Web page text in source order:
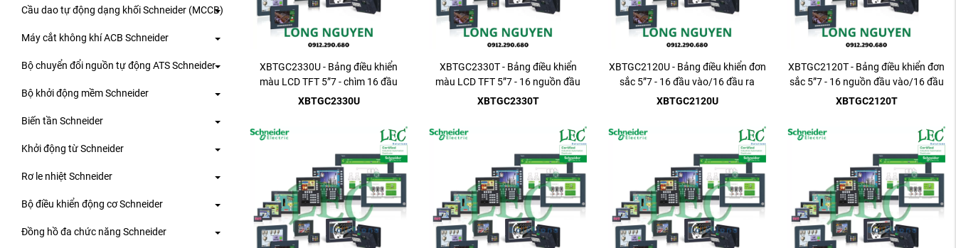
Cầu dao tự động dạng khối Schneider (MCCB)
Máy cắt không khí ACB Schneider
Bộ chuyển đổi nguồn tự động ATS Schneider
Bộ khởi động mềm Schneider
Biến tần Schneider
Khởi động từ Schneider
Rơ le nhiệt Schneider
Bộ điều khiển động cơ Schneider
Đồng hồ đa chức năng Schneider
XBTGC2330U - Bảng điều khiển
màu LCD TFT 5”7 - chìm 16 đầu
vào/16 đầu ra.
XBTGC2330U
XBTGC2330T - Bảng điều khiển
màu LCD TFT 5”7 - 16 nguồn đầu
vào/16 đầu ra.
XBTGC2330T
XBTGC2120U - Bảng điều khiển đơn
sắc 5”7 - 16 đầu vào/16 đầu ra
chìm.
XBTGC2120U
XBTGC2120T - Bảng điều khiển đơn
sắc 5”7 - 16 nguồn đầu vào/16 đầu
ra.
XBTGC2120T